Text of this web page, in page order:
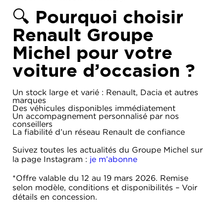
🔍 Pourquoi choisir
Renault Groupe
Michel pour votre
voiture d’occasion ?
Un stock large et varié : Renault, Dacia et autres
marques
Des véhicules disponibles immédiatement
Un accompagnement personnalisé par nos
conseillers
La fiabilité d’un réseau Renault de confiance
Suivez toutes les actualités du Groupe Michel sur
la page Instagram : je m’abonne
*Offre valable du 12 au 19 mars 2026. Remise
selon modèle, conditions et disponibilités – Voir
détails en concession.